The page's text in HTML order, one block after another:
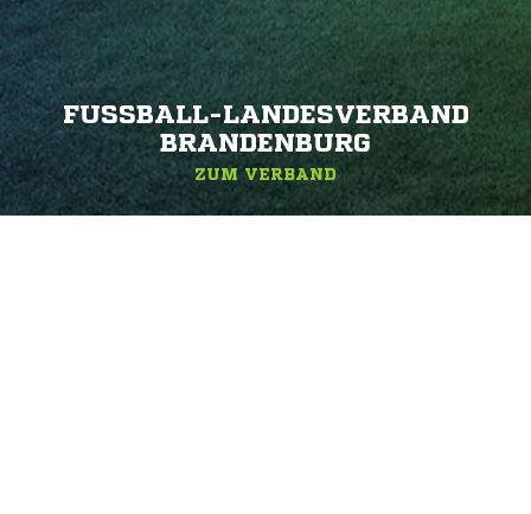
FUSSBALL-LANDESVERBAND B
RANDENBURG
ZUM VERBAND